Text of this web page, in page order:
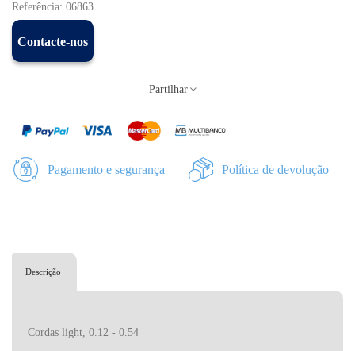
Referência: 06863
Contacte-nos
Partilhar
Pagamento e segurança Política de devolução
Descrição
Cordas light, 0.12 - 0.54